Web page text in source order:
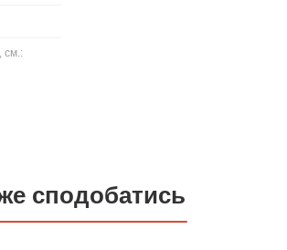
см.:
сподобатись